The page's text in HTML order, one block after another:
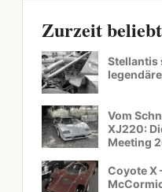
Zurzeit
Stellantis
Vom
XJ220:
Meeting
Coyote X